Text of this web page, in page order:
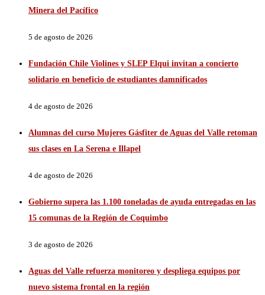
Minera del Pacífico
5 de agosto de 2026
Fundación Chile Violines y SLEP Elqui invitan a concierto
solidario en beneficio de estudiantes damnificados
4 de agosto de 2026
Alumnas del curso Mujeres Gásfiter de Aguas del Valle retoman
sus clases en La Serena e Illapel
4 de agosto de 2026
Gobierno supera las 1.100 toneladas de ayuda entregadas en las
15 comunas de la Región de Coquimbo
3 de agosto de 2026
Aguas del Valle refuerza monitoreo y despliega equipos por
nuevo sistema frontal en la región